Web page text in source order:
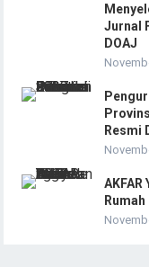
Jurnal
DOAJ
Resmi